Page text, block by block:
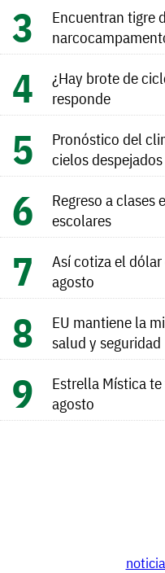
Encuentran tigre
¿Hay brote de
responde
Pronóstico del
cielos
Regreso a clases
escolares
Así cotiza el
agosto
EU mantiene la
salud y seguridad
Estrella Mística
agosto